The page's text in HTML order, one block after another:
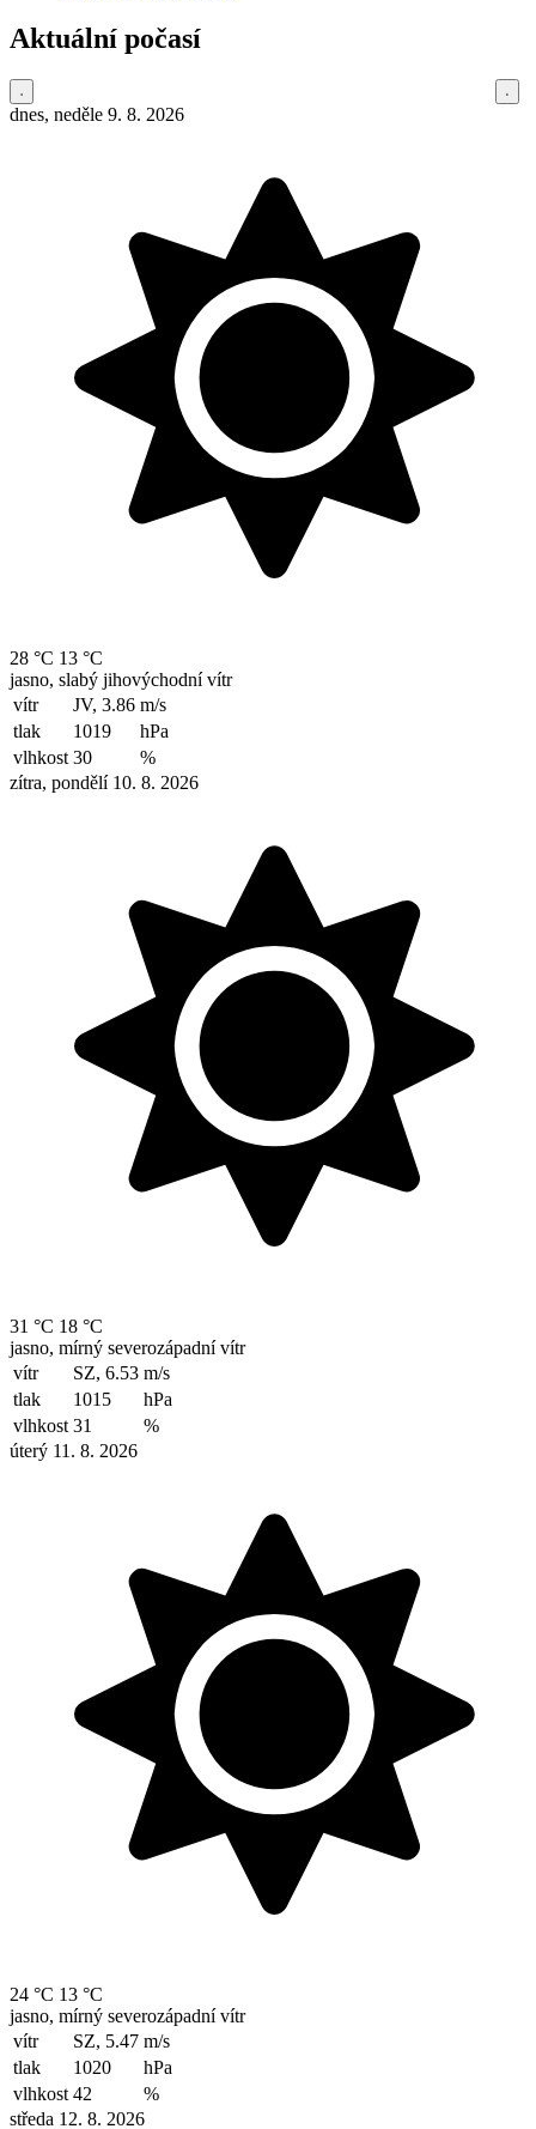
Aktuální počasí
dnes, neděle 9. 8. 2026
28 °C 13 °C
jasno, slabý jihovýchodní vítr
vítr
JV, 3.86 m/s
tlak
1019
hPa
vlhkost 30
%
zítra, pondělí 10. 8. 2026
31 °C 18 °C
jasno, mírný severozápadní vítr
vítr
SZ, 6.53 m/s
tlak
1015
hPa
vlhkost 31
%
úterý 11. 8. 2026
24 °C 13 °C
jasno, mírný severozápadní vítr
vítr
SZ, 5.47 m/s
tlak
1020
hPa
vlhkost 42
%
středa 12. 8. 2026